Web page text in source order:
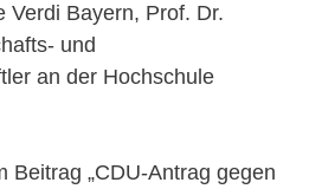
Verdi Bayern, Prof. Dr.
und
an der Hochschule
Beitrag „CDU-Antrag gegen